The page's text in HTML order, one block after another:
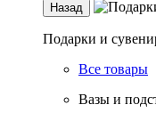
Назад
Подарки и
Все товары
Вазы и